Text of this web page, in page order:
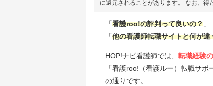
に還元されることがあります。 なお、得
「看護roo!の評判って良いの？ 」
「他の看護師転職サイトと何が違
HOP!ナビ看護師では、転職経験
「看護roo!（看護ルー）転職サ
の通りです。